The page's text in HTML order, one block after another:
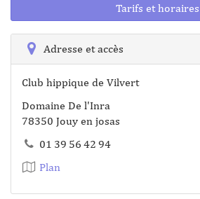
Tarifs et horaires
Adresse et accès
Club hippique de Vilvert
Domaine De l'Inra
78350 Jouy en josas
01 39 56 42 94
Plan